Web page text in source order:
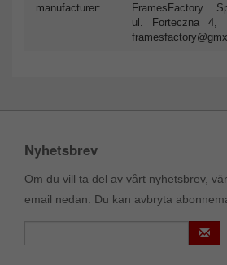
manufacturer:
ul. Forteczna 4,
Nyhetsbrev
Om du vill ta del av vårt nyhetsbrev,
email nedan. Du kan avbryta